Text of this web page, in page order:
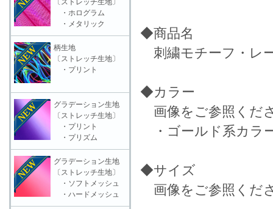
◆商品名
刺繍モチーフ・レ
◆カラー
画像をご参照くだ
・ゴールド系カラ
◆サイズ
画像をご参照くだ
〔ストレッチ生地〕
・ホログラム
・メタリック
柄生地
〔ストレッチ生地〕
・プリント
グラデーション生地
〔ストレッチ生地〕
・プリント
・プリズム
グラデーション生地
〔ストレッチ生地〕
・ソフトメッシュ
・ハードメッシュ